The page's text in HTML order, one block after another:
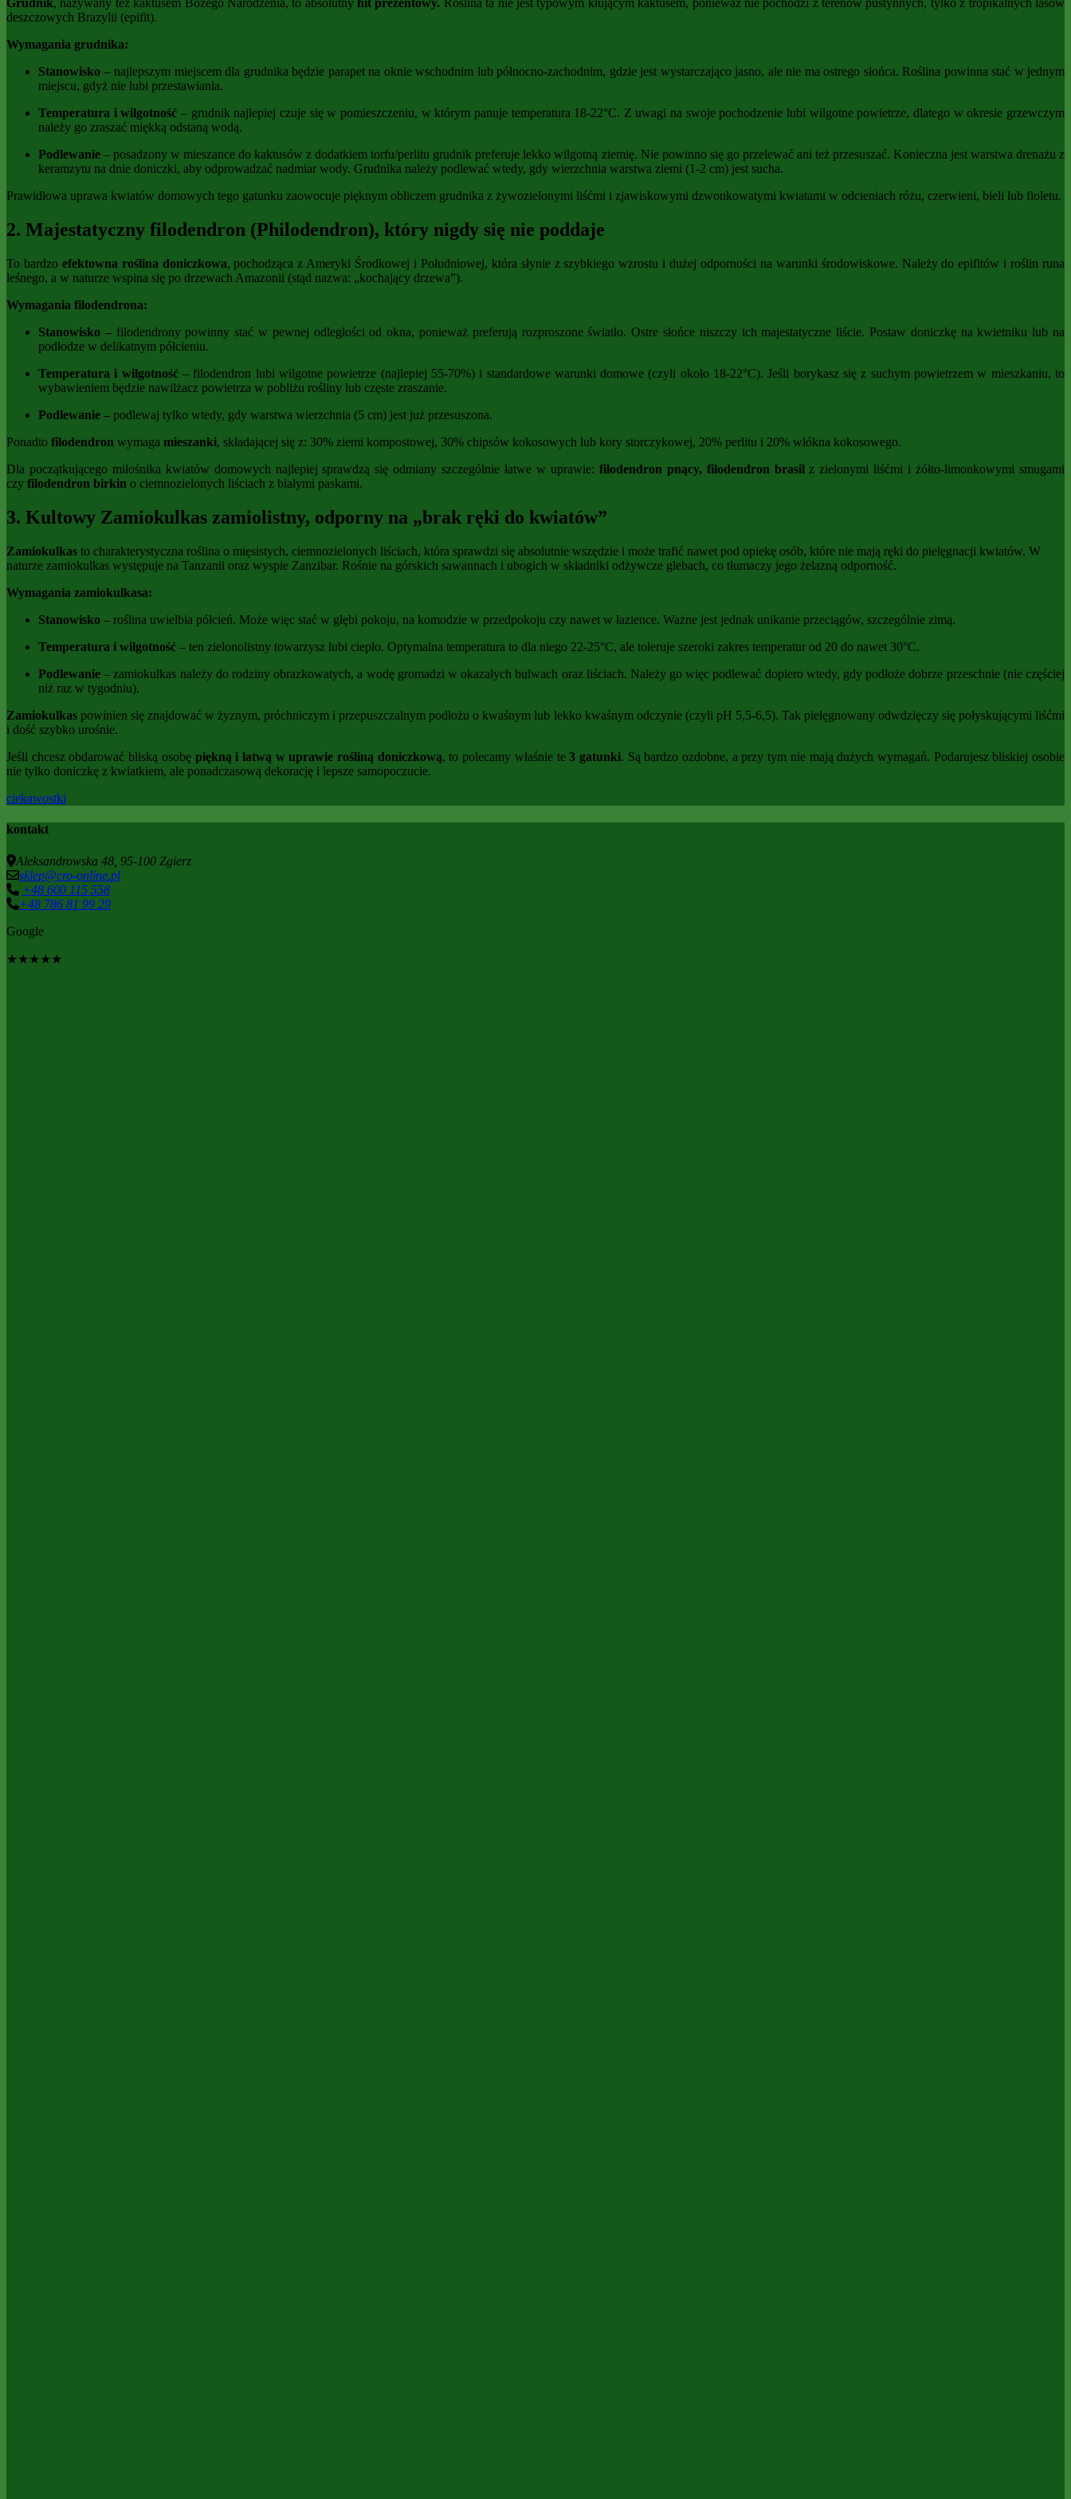
Grudnik, nazywany też kaktusem Bożego Narodzenia, to absolutnyhit prezentowy. Roślina ta nie jest typowym kłującym kaktusem, ponieważ nie pochodzi z terenów pustynnych, tylko z tropikalnych lasów
deszczowych Brazylii (epifit).
Wymagania grudnika:
Stanowisko – najlepszym miejscem dla grudnika będzie parapet na oknie wschodnim lub północno-zachodnim, gdzie jest wystarczająco jasno, ale nie ma ostrego słońca. Roślina powinna stać w jednym
miejscu, gdyż nie lubi przestawiania.
Temperatura i wilgotność – grudnik najlepiej czuje się w pomieszczeniu, w którym panuje temperatura 18-22°C. Z uwagi na swoje pochodzenie lubi wilgotne powietrze, dlatego w okresie grzewczym
należy go zraszać miękką odstaną wodą.
Podlewanie – posadzony w mieszance do kaktusów z dodatkiem torfu/perlitu grudnik preferuje lekko wilgotną ziemię. Nie powinno się go przelewać ani też przesuszać. Konieczna jest warstwa drenażu z
keramzytu na dnie doniczki, aby odprowadzać nadmiar wody. Grudnika należy podlewać wtedy, gdy wierzchnia warstwa ziemi (1-2 cm) jest sucha.
Prawidłowa uprawa kwiatów domowych tego gatunku zaowocuje pięknym obliczem grudnika z żywozielonymi liśćmi i zjawiskowymi dzwonkowatymi kwiatami w odcieniach różu, czerwieni, bieli lub fioletu.
2. Majestatyczny filodendron (Philodendron), który nigdy się nie poddaje
To bardzo efektowna roślina doniczkowa, pochodząca z Ameryki Środkowej i Południowej, która słynie z szybkiego wzrostu i dużej odporności na warunki środowiskowe. Należy do epifitów i roślin runa
leśnego, a w naturze wspina się po drzewach Amazonii (stąd nazwa: „kochający drzewa”).
Wymagania filodendrona:
Stanowisko – filodendrony powinny stać w pewnej odległości od okna, ponieważ preferują rozproszone światło. Ostre słońce niszczy ich majestatyczne liście. Postaw doniczkę na kwietniku lub na
podłodze w delikatnym półcieniu.
Temperatura i wilgotność – filodendron lubi wilgotne powietrze (najlepiej 55-70%) i standardowe warunki domowe (czyli około 18-22°C). Jeśli borykasz się z suchym powietrzem w mieszkaniu, to
wybawieniem będzie nawilżacz powietrza w pobliżu rośliny lub częste zraszanie.
Podlewanie – podlewaj tylko wtedy, gdy warstwa wierzchnia (5 cm) jest już przesuszona.
Ponadto filodendron wymaga mieszanki, składającej się z: 30% ziemi kompostowej, 30% chipsów kokosowych lub kory storczykowej, 20% perlitu i 20% włókna kokosowego.
Dla początkującego miłośnika kwiatów domowych najlepiej sprawdzą się odmiany szczególnie łatwe w uprawie: filodendron pnący, filodendron brasilz zielonymi liśćmi i żółto-limonkowymi smugami
czy filodendron birkin o ciemnozielonych liściach z białymi paskami.
3. Kultowy Zamiokulkas zamiolistny, odporny na „brak ręki do kwiatów”
Zamiokulkas to charakterystyczna roślina o mięsistych, ciemnozielonych liściach, która sprawdzi się absolutnie wszędzie i może trafić nawet pod opiekę osób, które nie mają ręki do pielęgnacji kwiatów. W
naturze zamiokulkas występuje na Tanzanii oraz wyspie Zanzibar. Rośnie na górskich sawannach i ubogich w składniki odżywcze glebach, co tłumaczy jego żelazną odporność.
Wymagania zamiokulkasa:
Stanowisko – roślina uwielbia półcień. Może więc stać w głębi pokoju, na komodzie w przedpokoju czy nawet w łazience. Ważne jest jednak unikanie przeciągów, szczególnie zimą.
Temperatura i wilgotność – ten zielonolistny towarzysz lubi ciepło. Optymalna temperatura to dla niego 22-25°C, ale toleruje szeroki zakres temperatur od 20 do nawet 30°C.
Podlewanie – zamiokulkas należy do rodziny obrazkowatych, a wodę gromadzi w okazałych bulwach oraz liściach. Należy go więc podlewać dopiero wtedy, gdy podłoże dobrze przeschnie (nie częściej
niż raz w tygodniu).
Zamiokulkas powinien się znajdować w żyznym, próchniczym i przepuszczalnym podłożu o kwaśnym lub lekko kwaśnym odczynie (czyli pH 5,5-6,5). Tak pielęgnowany odwdzięczy się połyskującymi liśćmi
i dość szybko urośnie.
Jeśli chcesz obdarować bliską osobę piękną i łatwą w uprawie rośliną doniczkową, to polecamy właśnie te3 gatunki. Są bardzo ozdobne, a przy tym nie mają dużych wymagań. Podarujesz bliskiej osobie
nie tylko doniczkę z kwiatkiem, ale ponadczasową dekorację i lepsze samopoczucie.
ciekawostki
kontakt
Aleksandrowska 48, 95-100 Zgierz
sklep@cro-online.pl
+48 600 115 558
+48 786 81 99 29
Google
★★★★★